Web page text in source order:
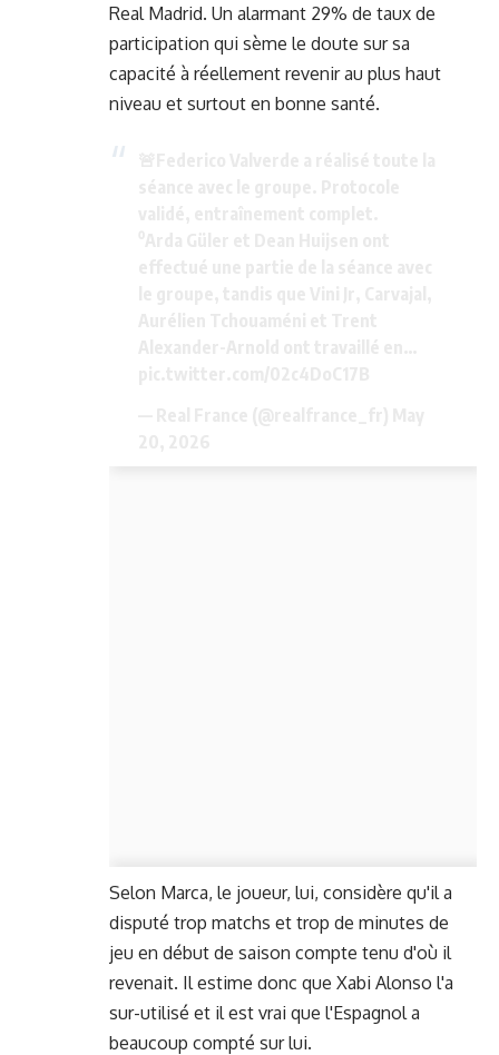
Real Madrid. Un alarmant 29% de taux de
participation qui sème le doute sur sa
capacité à réellement revenir au plus haut
niveau et surtout en bonne santé.
Selon Marca, le joueur, lui, considère qu'il a
disputé trop matchs et trop de minutes de
jeu en début de saison compte tenu d'où il
revenait. Il estime donc que Xabi Alonso l'a
sur-utilisé et il est vrai que l'Espagnol a
beaucoup compté sur lui.